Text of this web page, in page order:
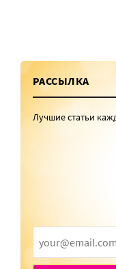
РАССЫЛКА
Лучшие статьи